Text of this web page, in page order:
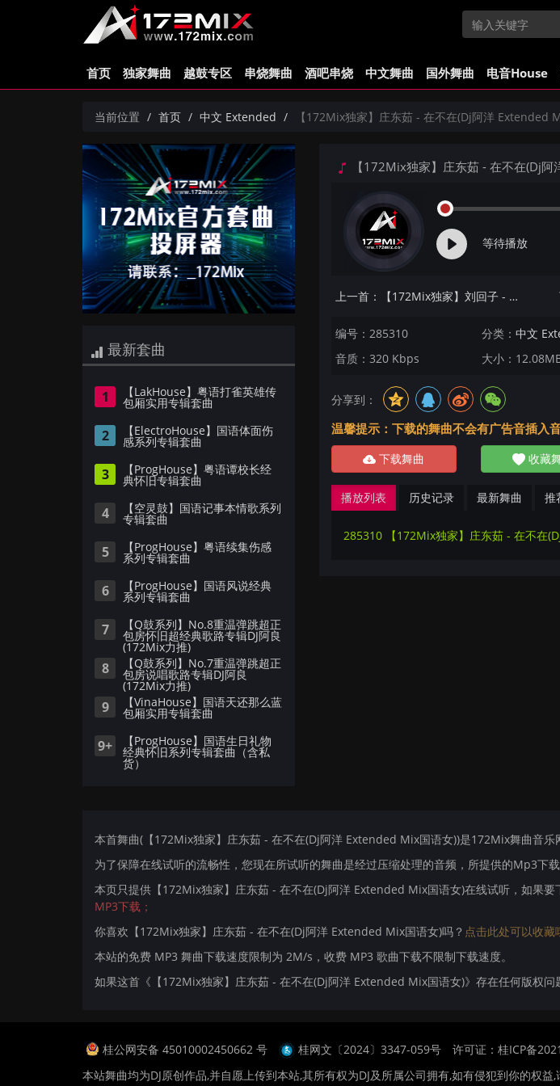
首页 独家舞曲 越鼓专区 串烧舞曲 酒吧串烧 中文舞曲 国外舞曲 电音House
当前位置 首页 中文 Extended 【172Mix独家】庄东茹 - 在不在(Dj阿洋 Extended
最新套曲
1 【LakHouse】粤语打雀英雄传
包厢实用专辑套曲
2 【ElectroHouse】国语体面伤
感系列专辑套曲
3 【ProgHouse】粤语谭校长经
典怀旧专辑套曲
4 【空灵鼓】国语记事本情歌系列
专辑套曲
5 【ProgHouse】粤语续集伤感
系列专辑套曲
6 【ProgHouse】国语风说经典
系列专辑套曲
7 【Q鼓系列】No.8重温弹跳超正
包房怀旧超经典歌路专辑DJ阿良
(172Mix力推)
8 【Q鼓系列】No.7重温弹跳超正
包房说唱歌路专辑DJ阿良
(172Mix力推)
9 【VinaHouse】国语天还那么蓝
包厢实用专辑套曲
9+ 【ProgHouse】国语生日礼物
经典怀旧系列专辑套曲（含私
货）
【172Mix独家】庄东茹 - 在不在(Dj
等待播放
上一首：【172Mix独家】刘回子 - 飞起来(Dj阿洋 Extended Mix国语男)
编号：285310 分类：中文
音质：320 Kbps
大小：
分享到：
温馨提示：下载的舞曲不会有广告音插入
下载舞曲 收藏
播放列表 历史记录 最新舞曲 推
285310 【172Mix独家】庄东茹 - 在不在
本首舞曲(【172Mix独家】庄东茹 - 在不在(Dj阿洋 Extended Mix国语女))是172Mix舞曲音乐
为了保障在线试听的流畅性，您现在所试听的舞曲是经过压缩处理的音频，所提供的Mp3下
本页只提供【172Mix独家】庄东茹 - 在不在(Dj阿洋 Extended Mix国语女)在线试听，如果要
MP3下载；
你喜欢【172Mix独家】庄东茹 - 在不在(Dj阿洋 Extended Mix国语女)吗？ 点击此处可以收藏
本站的免费 MP3 舞曲下载速度限制为 2M/s，收费 MP3 歌曲下载不限制下载速度。
如果这首《【172Mix独家】庄东茹 - 在不在(Dj阿洋 Extended Mix国语女)》存在任何版权问
桂公网安备 45010002450662 号 桂网文〔2024〕3347-059号
许可证：桂ICP备
本站舞曲均为DJ原创作品,并自愿上传到本站,其所有权为DJ及所属公司拥有,如有侵犯到你的权益,